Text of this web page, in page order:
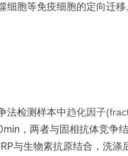
细胞等免疫细胞的定向迁
法检测样本中趋化因子
，两者与固相抗体竞争
与生物素抗原结合，洗